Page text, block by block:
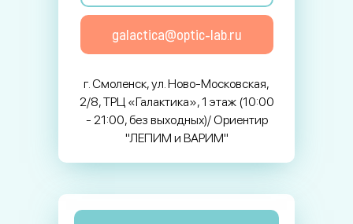
galactica@optic-lab.ru
г. Смоленск, ул. Ново-Московская,
2/8, ТРЦ «Галактика», 1 этаж (10:00
- 21:00, без выходных)/ Ориентир
"ЛЕПИМ и ВАРИМ"